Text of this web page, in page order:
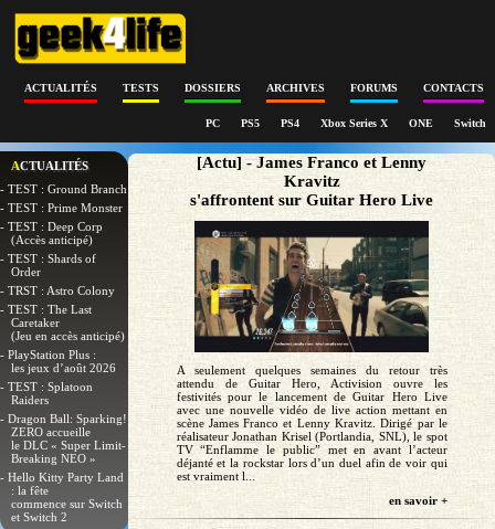
ACTUALITÉS TESTS DOSSIERS ARCHIVES FORUMS CONTACTS
PC PS5 PS4 Xbox Series X ONE Switch
ACTUALITÉS
- TEST : Ground Branch
- TEST : Prime Monster
- TEST : Deep Corp
(Accès anticipé)
- TEST : Shards of
Order
- TRST : Astro Colony
- TEST : The Last
Caretaker
(Jeu en accès anticipé)
- PlayStation Plus :
les jeux d’août 2026
- TEST : Splatoon
Raiders
- Dragon Ball: Sparking!
ZERO accueille
le DLC « Super Limit-
Breaking NEO »
- Hello Kitty Party Land
: la fête
commence sur Switch
et Switch 2
[Actu] - James Franco et Lenny
Kravitz
s'affrontent sur Guitar Hero Live
A seulement quelques semaines du retour très
attendu de Guitar Hero, Activision ouvre les
festivités pour le lancement de Guitar Hero Live
avec une nouvelle vidéo de live action mettant en
scène James Franco et Lenny Kravitz. Dirigé par le
réalisateur Jonathan Krisel (Portlandia, SNL), le spot
TV “Enflamme le public” met en avant l’acteur
déjanté et la rockstar lors d’un duel afin de voir qui
est vraiment l...
en savoir +